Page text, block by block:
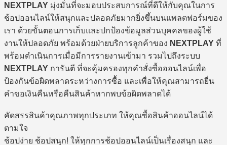
NEXTPLAY มุ่งมั่นที่จะมอบประสบการณ์ที่ดีให้กับคุณในการ
ช้อปออนไลน์ให้สนุกและปลอดภัยมากยิ่งขึ้นบนแพลตฟอร์มของ
เรา ด้วยขั้นตอนการเก็บและปกป้องข้อมูลส่วนบุคคลของผู้ใช้
งานให้ปลอดภัย พร้อมด้วยฝ่ายบริการลูกค้าของ NEXTPLAY ที่
พร้อมดำเนินการเมื่อมีการรายงานเข้ามา รวมไปถึงระบบ
NEXTPLAY การันตี ที่จะคุ้มครองทุกคำสั่งซื้อออนไลน์เพื่อ
ป้องกันข้อผิดพลาดระหว่างการซื้อ และเพื่อให้คุณสามารถยื่น
คำขอเงินคืนหรือคืนสินค้าหากพบข้อผิดพลาดได้
คัดสรรสินค้าคุณภาพทุกประเภท ให้คุณซื้อสินค้าออนไลน์ได้
ตามใจ
ช้อปง่าย ช้อปสนุก! ให้ทุกการช้อปออนไลน์เป็นเรื่องสนุก และ